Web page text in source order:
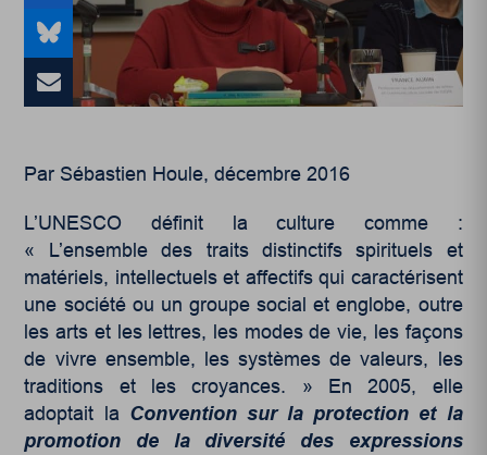
Par Sébastien Houle, décembre 2016
L’UNESCO définit la culture comme :
« L’ensemble des traits distinctifs spirituels et
matériels, intellectuels et affectifs qui caractérisent
une société ou un groupe social et englobe, outre
les arts et les lettres, les modes de vie, les façons
de vivre ensemble, les systèmes de valeurs, les
traditions et les croyances. » En 2005, elle
adoptait la Convention sur la protection et la
promotion de la diversité des expressions